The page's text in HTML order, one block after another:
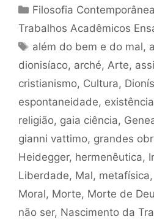
Categorias
Filosofia Contemporânea
Trabalhos Acadêmicos
Tags
além do bem e do mal,
dionisíaco, arché, Arte,
cristianismo, Cultura,
espontaneidade, existência
religião, gaia ciência,
gianni vattimo, grandes
Heidegger, hermenêutica,
Liberdade, Mal, metafísica,
Moral, Morte, Morte de
não ser, Nascimento da